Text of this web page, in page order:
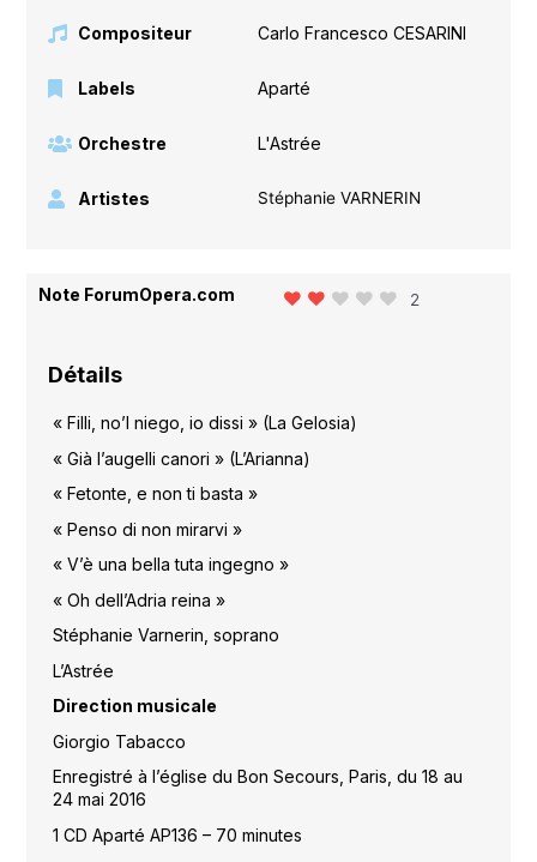
Compositeur Carlo Francesco CESARINI
Labels Aparté
Orchestre L'Astrée
Artistes Stéphanie VARNERIN
Note ForumOpera.com 2
Détails
« Filli, no’l niego, io dissi » (La Gelosia)
« Già l’augelli canori » (L’Arianna)
« Fetonte, e non ti basta »
« Penso di non mirarvi »
« V’è una bella tuta ingegno »
« Oh dell’Adria reina »
Stéphanie Varnerin, soprano
L’Astrée
Direction musicale
Giorgio Tabacco
Enregistré à l’église du Bon Secours, Paris, du 18 au
24 mai 2016
1 CD Aparté AP136 – 70 minutes